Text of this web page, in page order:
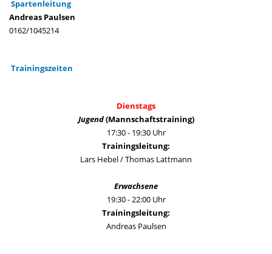
Spartenleitung
Andreas Paulsen
0162/1045214
Trainingszeiten
Dienstags
Jugend(Mannschaftstraining)
17:30 - 19:30 Uhr
Trainingsleitung:
Lars Hebel / Thomas Lattmann
Erwachsene
19:30 - 22:00 Uhr
Trainingsleitung:
Andreas Paulsen